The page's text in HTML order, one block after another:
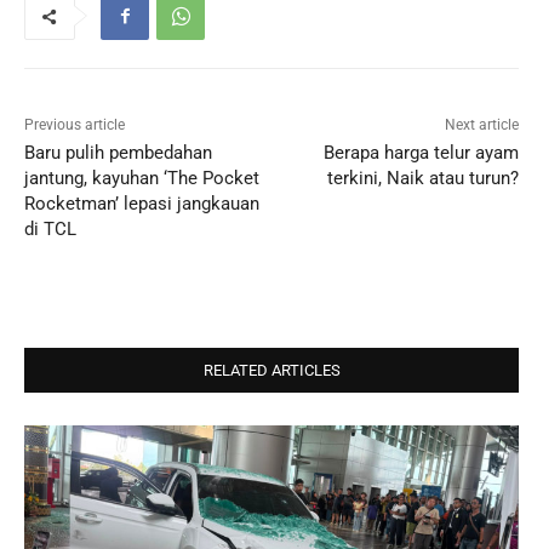
Previous article
Baru pulih pembedahan
jantung, kayuhan ‘The Pocket
Rocketman’ lepasi jangkauan
di TCL
Next article
Berapa harga telur ayam
terkini, Naik atau turun?
RELATED ARTICLES